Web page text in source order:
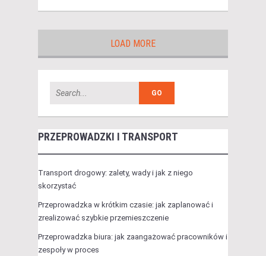
LOAD MORE
PRZEPROWADZKI I TRANSPORT
Transport drogowy: zalety, wady i jak z niego
skorzystać
Przeprowadzka w krótkim czasie: jak zaplanować i
zrealizować szybkie przemieszczenie
Przeprowadzka biura: jak zaangażować pracowników i
zespoły w proces